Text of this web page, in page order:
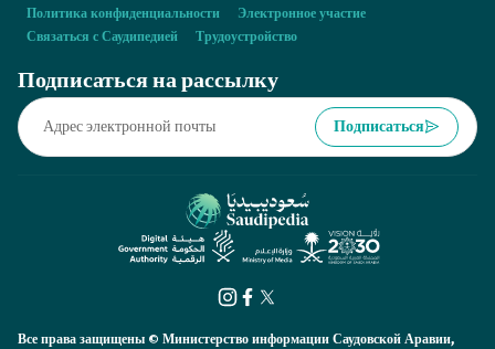
Политика конфиденциальности
Электронное участие
Связаться с Саудипедией
Трудоустройство
Подписаться на рассылку
Подписаться
Все права защищены © Министерство информации Саудовской Аравии,